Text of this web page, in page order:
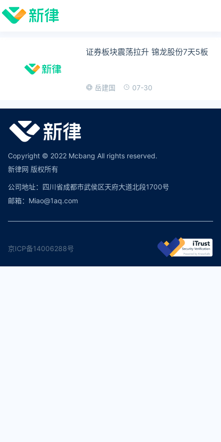
证券板块震荡拉升 锦龙股份7天5板
岳建国 07-30
Copyright © 2022 Mcbang All rights reserved.
新律网 版权所有
公司地址：四川省成都市武侯区天府大道北段1700号
邮箱：Miao@1aq.com
京ICP备14006288号